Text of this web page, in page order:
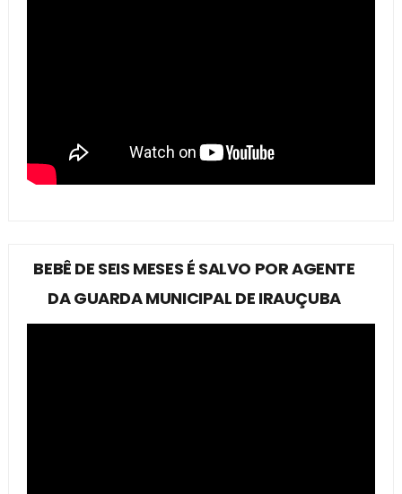
BEBÊ DE SEIS MESES É SALVO POR AGENTE
DA GUARDA MUNICIPAL DE IRAUÇUBA